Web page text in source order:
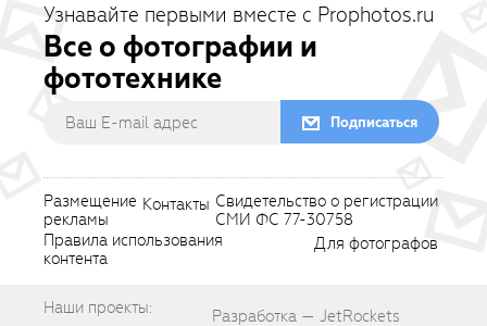
Узнавайте первыми вместе с Prophotos.ru
Все о фотографии и
фототехнике
Подписаться
Размещение
рекламы
Контакты Свидетельство о регистрации
СМИ ФС 77-30758
Правила использования
контента
Для фотографов
Наши проекты: Разработка — JetRockets